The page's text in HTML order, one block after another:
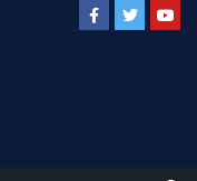
FacebookTwitter